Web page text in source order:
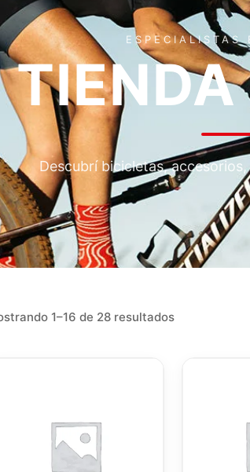
ESPECIALISTAS
Descubrí bicicletas,
1–16 de 28 resultados